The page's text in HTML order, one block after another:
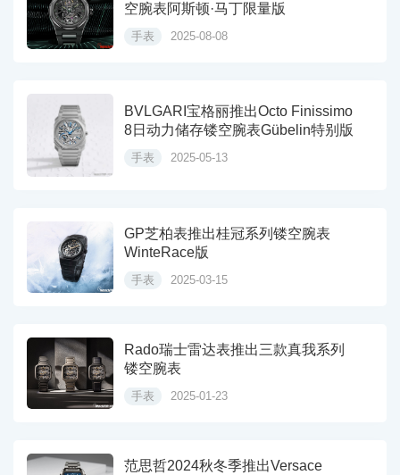
空腕表阿斯顿·马丁限量版
手表 2025-08-08
BVLGARI宝格丽推出Octo Finissimo
8日动力储存镂空腕表Gübelin特别版
手表 2025-05-13
GP芝柏表推出桂冠系列镂空腕表
WinteRace版
手表 2025-03-15
Rado瑞士雷达表推出三款真我系列
镂空腕表
手表 2025-01-23
范思哲2024秋冬季推出Versace